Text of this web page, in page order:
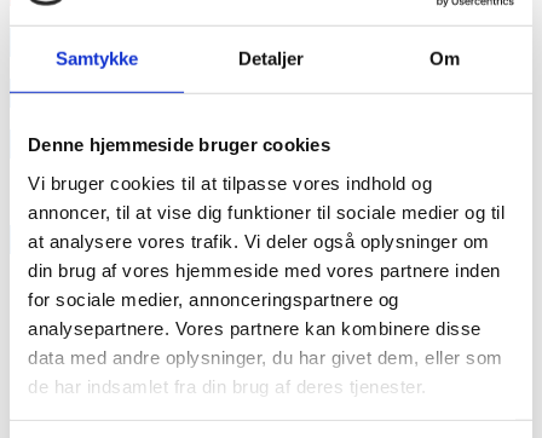
Samtykke Detaljer Om
Denne hjemmeside bruger cookies
Vi bruger cookies til at tilpasse vores indhold og
annoncer, til at vise dig funktioner til sociale medier og til
at analysere vores trafik. Vi deler også oplysninger om
din brug af vores hjemmeside med vores partnere inden
for sociale medier, annonceringspartnere og
analysepartnere. Vores partnere kan kombinere disse
data med andre oplysninger, du har givet dem, eller som
de har indsamlet fra din brug af deres tjenester.
annonce
Like us
RAINBOW BUSINESS DENMARK